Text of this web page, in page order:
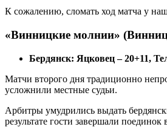
К сожалению, сломать ход матча у
«Винницкие молнии»
Бердянск: Яцковец – 20+11,
Матчи второго дня традиционно
усложнили местные судьи.
Арбитры умудрились выдать
результате гости завершали